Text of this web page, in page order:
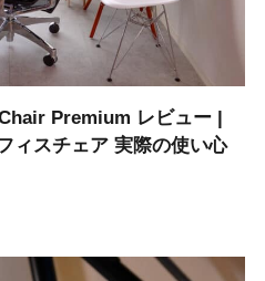
Premium レビュー |
ィスチェア 実際の使い心